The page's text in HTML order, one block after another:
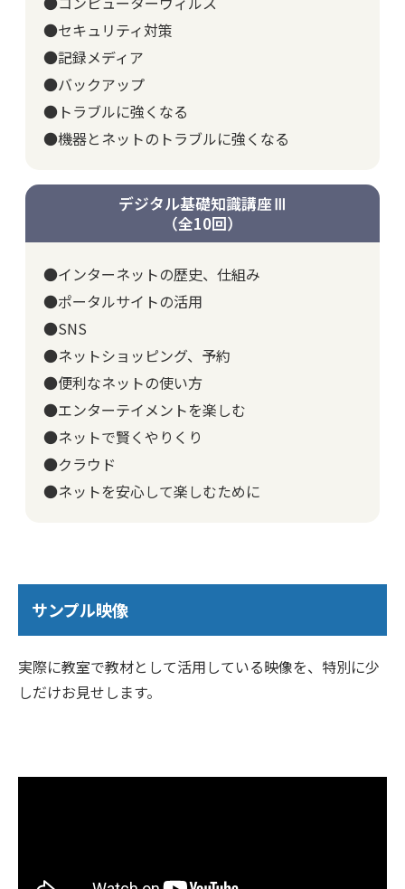
●セキュリティ対策
●記録メディア
●バックアップ
●トラブルに強くなる
●機器とネットのトラブルに強くなる
デジタル基礎知識講座Ⅲ
（全10回）
●インターネットの歴史、仕組み
●ポータルサイトの活用
●SNS
●ネットショッピング、予約
●便利なネットの使い方
●エンターテイメントを楽しむ
●ネットで賢くやりくり
●クラウド
●ネットを安心して楽しむために
サンプル映像
実際に教室で教材として活用している映像を、特別に少
しだけお見せします。